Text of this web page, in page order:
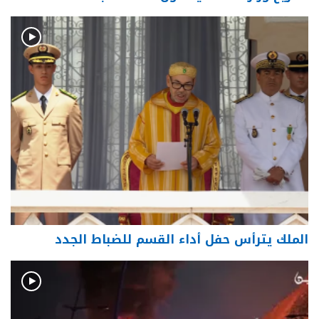
الملك يترأس حفل أداء القسم للضباط الجدد